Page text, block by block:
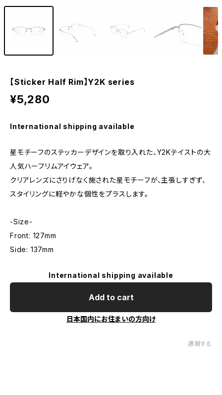
【Sticker Half Rim】Y2K series
¥5,280
International shipping available
星モチーフのステッカーデザインを取り入れた、Y2Kテイストの大
人気ハーフリムアイウェア。
クリアレンズにさりげなく施された星モチーフが、主張しすぎず、
スタイリングに軽やかな個性をプラスします。
-Size-
Front: 127mm
Side: 137mm
International shipping available
Add to cart
日本国内にお住まいの方向け
通報する